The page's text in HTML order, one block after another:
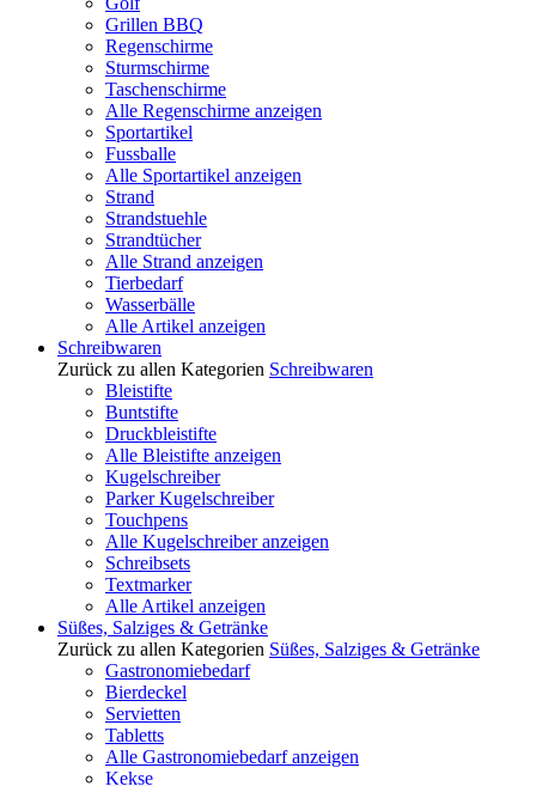
Grillen BBQ
Regenschirme
Sturmschirme
Taschenschirme
Alle Regenschirme anzeigen
Sportartikel
Fussballe
Alle Sportartikel anzeigen
Strand
Strandstuehle
Strandtücher
Alle Strand anzeigen
Tierbedarf
Wasserbälle
Alle Artikel anzeigen
Schreibwaren
Zurück zu allen Kategorien Schreibwaren
Bleistifte
Buntstifte
Druckbleistifte
Alle Bleistifte anzeigen
Kugelschreiber
Parker Kugelschreiber
Touchpens
Alle Kugelschreiber anzeigen
Schreibsets
Textmarker
Alle Artikel anzeigen
Süßes, Salziges & Getränke
Zurück zu allen Kategorien Süßes, Salziges & Getränke
Gastronomiebedarf
Bierdeckel
Servietten
Tabletts
Alle Gastronomiebedarf anzeigen
Kekse